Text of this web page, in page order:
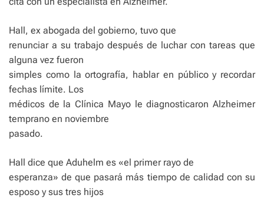
Hall, ex abogada del gobierno, tuvo que
renunciar a su trabajo después de luchar con tareas que
alguna vez fueron
simples como la ortografía, hablar en público y recordar
fechas límite. Los
médicos de la Clínica Mayo le diagnosticaron Alzheimer
temprano en noviembre
pasado.
Hall dice que Aduhelm es «el primer rayo de
esperanza» de que pasará más tiempo de calidad con su
esposo y sus tres hijos